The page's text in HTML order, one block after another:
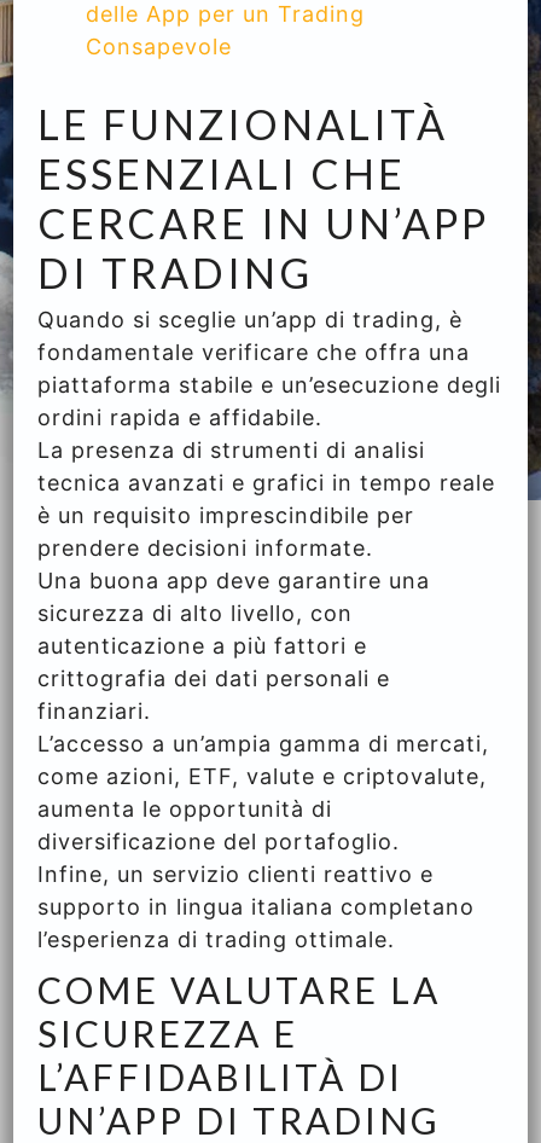
delle App per un Trading
Consapevole
LE FUNZIONALITÀ
ESSENZIALI CHE
CERCARE IN UN’APP
DI TRADING
Quando si sceglie un’app di trading, è
fondamentale verificare che offra una
piattaforma stabile e un’esecuzione degli
ordini rapida e affidabile.
La presenza di strumenti di analisi
tecnica avanzati e grafici in tempo reale
è un requisito imprescindibile per
prendere decisioni informate.
Una buona app deve garantire una
sicurezza di alto livello, con
autenticazione a più fattori e
crittografia dei dati personali e
finanziari.
L’accesso a un’ampia gamma di mercati,
come azioni, ETF, valute e criptovalute,
aumenta le opportunità di
diversificazione del portafoglio.
Infine, un servizio clienti reattivo e
supporto in lingua italiana completano
l’esperienza di trading ottimale.
COME VALUTARE LA
SICUREZZA E
L’AFFIDABILITÀ DI
UN’APP DI TRADING